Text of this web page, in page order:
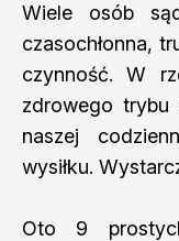
Wiele osób
czasochłonna,
czynność. W
zdrowego
naszej
wysiłku.
Oto 9